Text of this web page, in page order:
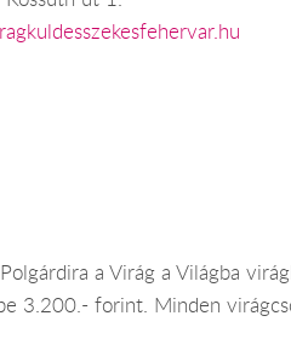
a Virág a Világba
3.200.- forint. Minden